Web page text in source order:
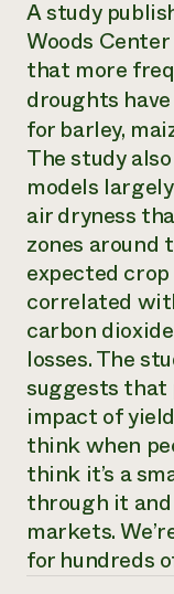
Informes
Historias de
LEER EL
Latinos en la
Sistemas
Agricultura
Las mujeres en
Evento anual
Programa de
Servicios
Servicios
LIHEAP
Centro de
Blog
Podcasts
Publicaciones
Cursos cortos
Vídeos
Oportunidades
Noticias
Internship Hub
Buscar prácticas
Contratar a un
Asociaciones
Donar
Donaciones
Boletín
Consultas de
Todos
DONAR
A study
Woods
that more
droughts
for barley,
The study
models
air dryness
zones around
expected
correlated
carbon
losses. The
suggests that
impact of
think when
think it’s a
through it and
markets.
for hundreds